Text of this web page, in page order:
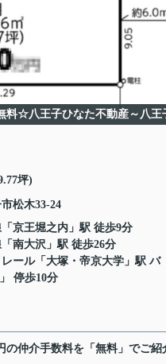
料☆八王子ひなた不動産～八
坪)
松木33-24
「 京王堀之内 」駅 徒歩9分
「 南大沢 」駅 徒歩26分
ール「 大塚・帝京大学 」駅 バ
停歩10分
の仲介手数料を「無料」でご